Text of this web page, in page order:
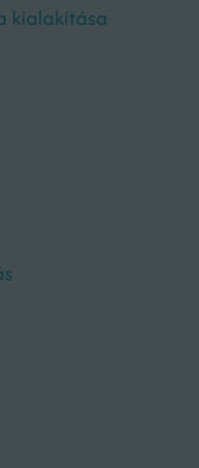
kialakítása